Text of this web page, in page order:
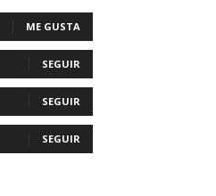
ME GUSTA
SEGUIR
SEGUIR
SEGUIR